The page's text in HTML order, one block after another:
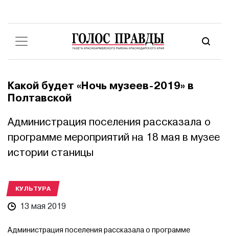
Какой будет «Ночь музеев-2019» в
Полтавской
Администрация поселения рассказала о
программе мероприятий на 18 мая в музее
истории станицы
КУЛЬТУРА
13 мая 2019
Администрация поселения рассказала о программе